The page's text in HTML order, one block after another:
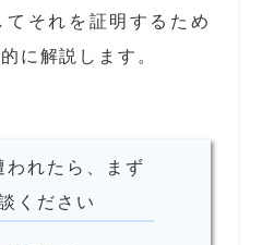
それを証明するため
に解説します。
われたら、まず
ください